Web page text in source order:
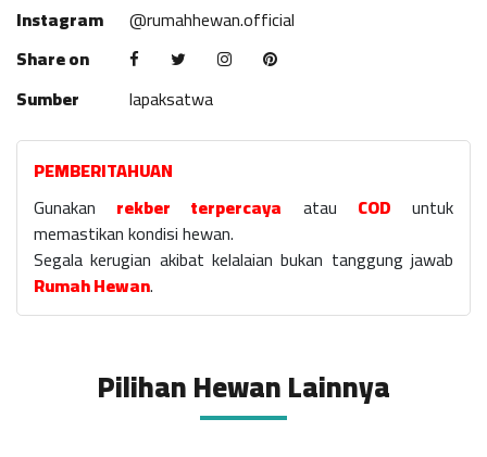
Instagram
@rumahhewan.official
Share on
Sumber
lapaksatwa
PEMBERITAHUAN
Gunakan rekber terpercaya atau COD untuk
memastikan kondisi hewan.
Segala kerugian akibat kelalaian bukan tanggung jawab
Rumah Hewan.
Pilihan Hewan Lainnya